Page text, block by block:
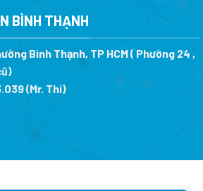
BÌNH THẠNH
Bình Thạnh, TP HCM ( Phường 24 ,
(Mr. Thi)